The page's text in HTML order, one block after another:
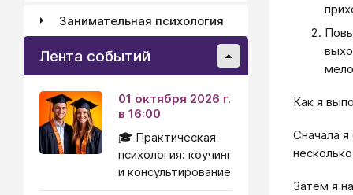
Как я
Сначала
Затем я
Занимательная психология
Лента событий
01 октября 2026 г.
в 16:00
🎓 Практическая
психология: коучинг
и консультирование